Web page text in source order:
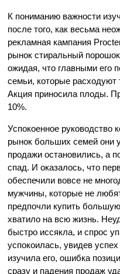
К пониманию важности
после того, как весьма
рекламная кампания
рынок стиральный
ожидая, что главными его
семьи, которые
Акция приносила плоды.
10%.
Успокоенное руководство
рынок больших семей они
продажи остановились, а
спад. И оказалось, что
обеспечили вовсе не
мужчины, которые не
предпочли купить
хватило на всю жизнь.
быстро иссякла, и спрос
успокоилась, увидев
изучила его, ошибка
сразу и падения продаж